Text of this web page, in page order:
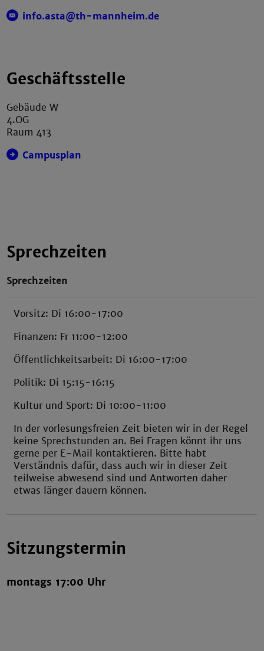
info.asta@th-mannheim.de
Geschäftsstelle
Gebäude W
4.OG
Raum 413
Campusplan
Sprechzeiten
Sprechzeiten
Vorsitz: Di 16:00-17:00
Finanzen: Fr 11:00-12:00
Öffentlichkeitsarbeit: Di 16:00-17:00
Politik: Di 15:15-16:15
Kultur und Sport: Di 10:00-11:00
In der vorlesungsfreien Zeit bieten wir in der Regel
keine Sprechstunden an. Bei Fragen könnt ihr uns
gerne per E-Mail kontaktieren. Bitte habt
Verständnis dafür, dass auch wir in dieser Zeit
teilweise abwesend sind und Antworten daher
etwas länger dauern können.
Sitzungstermin
montags 17:00 Uhr